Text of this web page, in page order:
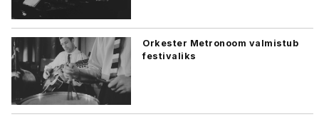
Orkester Metronoom valmistub
festivaliks